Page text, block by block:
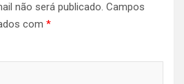
não será publicado. Campos
com *